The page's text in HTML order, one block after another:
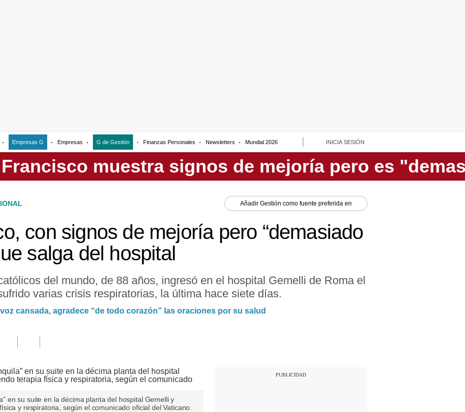
Empresas G Empresas G de Gestión Finanzas Personales Newsletters Mundial 2026 INICIA SESIÓN
Añadir Gestión como fuente preferida en
con signos de mejoría pero “demasiado
salga del hospital
del mundo, de 88 años, ingresó en el hospital Gemelli de Roma el
varias crisis respiratorias, la última hace siete días.
cansada, agradece “de todo corazón” las oraciones por su salud
en su suite en la décima planta del hospital Gemelli y
y respiratoria, según el comunicado oficial del Vaticano.